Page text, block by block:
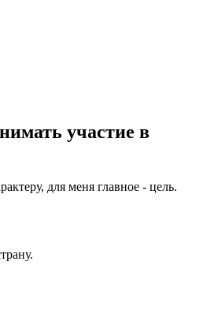
участие в
для меня главное - цель.